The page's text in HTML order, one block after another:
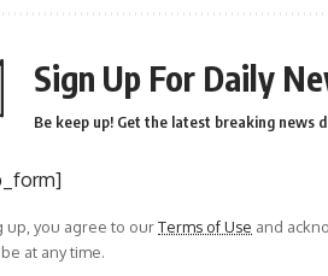
Sign Up For Daily
Be keep up! Get the latest breaking news
up, you agree to ourTerms of Use and
at any time.